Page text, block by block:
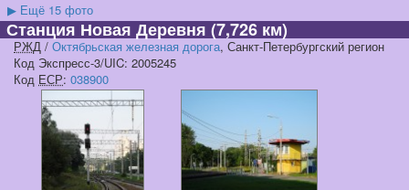
▶ Ещё 15 фото
Станция Новая Деревня(7,726 км)
РЖД / Октябрьская железная дорога, Санкт-Петербургский регион
Код Экспресс-3/UIC: 2005245
Код ЕСР: 038900